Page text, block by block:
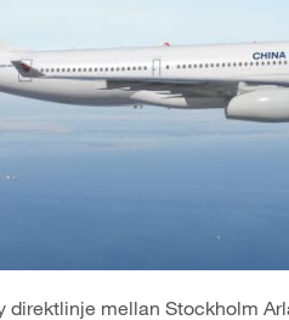
direktlinje mellan Stockholm